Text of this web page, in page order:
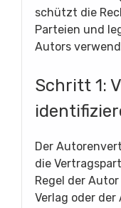
schützt die
Parteien und
Autors
Schritt 1:
Der
die
Regel der
Verlag oder